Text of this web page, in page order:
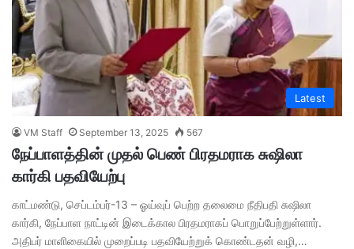
Latest
VM Staff September 13, 2025 567
நேப்பாளத்தின் முதல் பெண் பிரதமராக சுஷிலா
கார்கி பதவியேற்பு
காட்மண்டு, செப்டம்பர்-13 – ஓய்வுப் பெற்ற தலைமை நீதிபதி சுஷிலா
கார்கி, நேப்பாள நாட்டின் இடைக்கால பிரதமராகப் பொறுப்பேற்றுள்ளார்.
அதிபர் மாளிகையில் முறைப்படி பதவியேற்றுக் கொண்டதன் வழி,…